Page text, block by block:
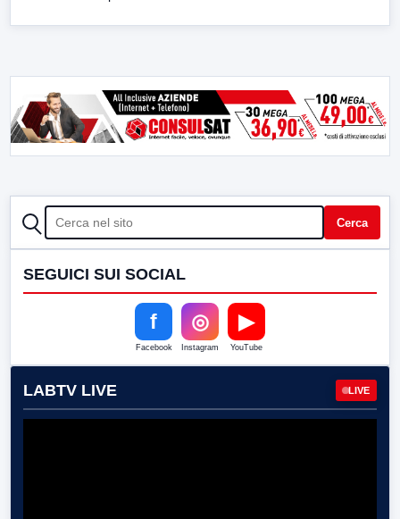
CERCA Cerca
SEGUICI SUI SOCIAL
f
Facebook
◎
Instagram
▶
YouTube
LABTV LIVE LIVE